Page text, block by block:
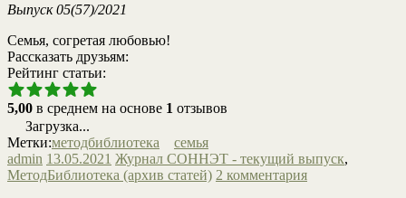
Выпуск 05(57)/2021
Семья, согретая любовью!
Рассказать друзьям:
Рейтинг статьи:
5,00 в среднем на основе 1 отзывов
Загрузка...
Метки:методбиблиотека
семья
admin 13.05.2021 Журнал СОННЭТ - текущий выпуск,
МетодБиблиотека (архив статей) 2 комментария